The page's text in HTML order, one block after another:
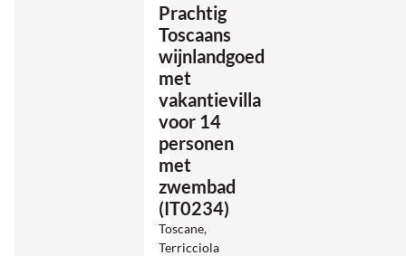
Prachtig
Toscaans
wijnlandgoed
met
vakantievilla
voor 14
personen
met
zwembad
(IT0234)
Toscane,
Terricciola